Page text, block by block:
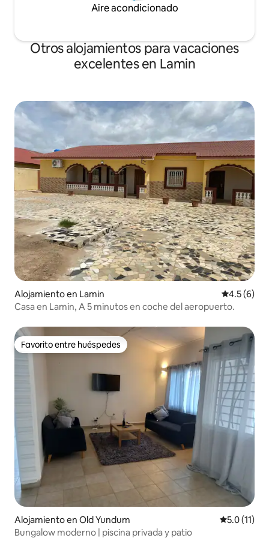
Aire acondicionado
Otros alojamientos para vacaciones
excelentes en Lamin
Alojamiento en Lamin
4.5 (6)
Casa en Lamin, A 5 minutos en coche del aeropuerto.
Favorito entre huéspedes
Favorito entre huéspedes
Alojamiento en Old Yundum Calificación
5.0 (11)
Bungalow moderno | piscina privada y patio